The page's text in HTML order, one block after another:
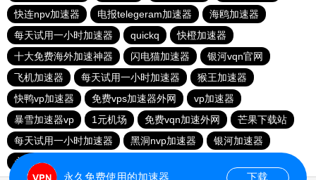
快连npv加速器
电报telegeram加速器
海鸥加速器
每天试用一小时加速器
quickq
快橙加速器
十大免费海外加速神器
闪电猫加速器
银河vqn官网
飞机加速器
每天试用一小时加速器
猴王加速器
快鸭vp加速器
免费vps加速器外网
vp加速器
暴雪加速器vp
1元机场 免费vqn加速外网
芒果下载站
每天试用一小时加速器
黑洞nvp加速器
银河加速器
永久免费vqn加速外网
永久免费使用的加速器 下载